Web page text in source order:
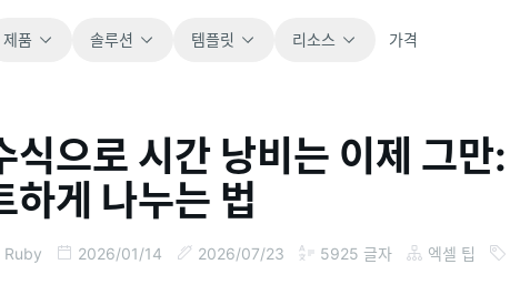
제품 솔루션 템플릿
전체
바로 사용할 수 있는 모든 스프레드시트 템플릿
을 살펴보세요.
리소스
블로그
제품 업데이트, 예시, 워크플로 아이디어를 확
인하세요.
가격
식으로 시간 낭비는 이제 그
하게 나누는 법
Ruby 2026/01/14 2026/07/23 5925 글자 엑셀 팁